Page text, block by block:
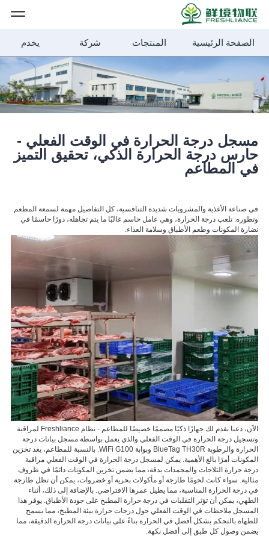
الصفحة
المنتجات
حلول
شركة
الأخبار
اتصل
العربية
الصفحة الرئيسية المنتجات شركة يخدم
مسجل درجة الحرارة في الوقت الفعلي -
حارس درجة الحرارة الذكي، تحقيق التميز
في المطاعم
في صناعة الأغذية والمشروبات شديدة التنافسية، كل التفاصيل مهمة لسمعة المطعم
وتطوره. تلعب درجة الحرارة، وهي عامل حاسم غالبًا ما يتم تجاهله، دورًا حاسمًا في
نضارة المكونات وطعم الأطباق وسلامة الغذاء.
الآن، دعنا نقدم لك جهازًا ذكيًا مصممًا خصيصًا للمطاعم - نظام Freshliance لمراقبة
وتسجيل درجة الحرارة في الوقت الفعلي والذي يعمل بواسطة مسجل بيانات درجة
الحرارة والرطوبة BlueTag TH30R وبوابة WiFi G100. بالنسبة للمطاعم، يعد تخزين
المكونات أمرًا بالغ الأهمية. يمكن لمسجل درجة الحرارة في الوقت الفعلي مراقبة
درجة حرارة الثلاجات والمجمدات بدقة، مما يضمن تخزين المكونات دائمًا في ظروف
مثالية. سواء كانت لحومًا طازجة أو مأكولات بحرية أو خضروات، يمكن أن تظل طازجة
في درجة الحرارة المناسبة، مما يطيل عمرها الافتراضي. بالإضافة إلى ذلك، أثناء
الطهي، يمكن أن تؤثر التقلبات في درجة حرارة المطبخ على جودة الأطباق. يوفر هذا
المسجل ملاحظات في الوقت الفعلي حول درجات حرارة بيئة المطبخ، مما يسمح
للطهاة بالتحكم بشكل أفضل في الحرارة بناءً على بيانات درجة الحرارة الدقيقة، مما
يضمن وصول كل طبق إلى أفضل نكهة.